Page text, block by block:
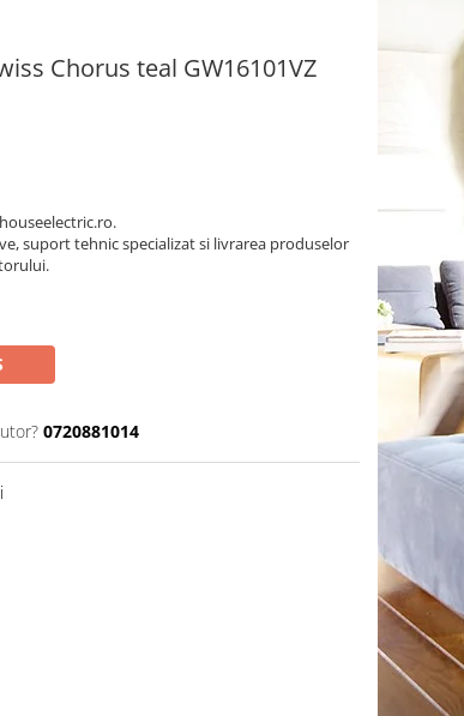
Chorus teal GW16101VZ
suport tehnic specializat si livrarea produselor
0720881014